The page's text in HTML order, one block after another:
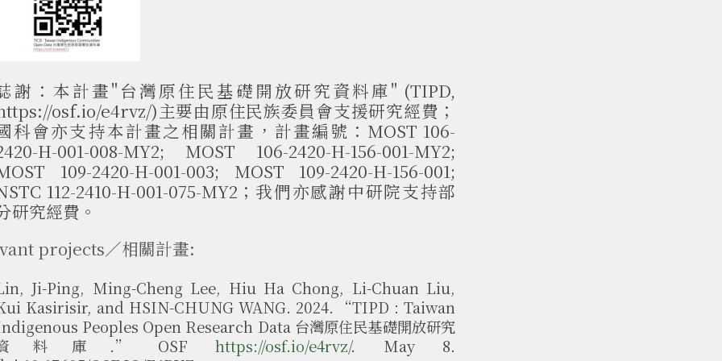
謝：本計畫"台灣原住民基礎開放研究資料庫" (TIPD,
osf.io/e4rvz/)主要由原住民族委員會支援研究經費；
科會亦支持本計畫之相關計畫，計畫編號：MOST 106-
H-001-008-MY2; MOST 106-2420-H-156-001-MY2;
109-2420-H-001-003; MOST 109-2420-H-156-001;
112-2410-H-001-075-MY2；我們亦感謝中研院支持部
研究經費。
projects／相關計畫:
Ji-Ping, Ming-Cheng Lee, Hiu Ha Chong, Li-Chuan Liu,
Kasirisir, and HSIN-CHUNG WANG. 2024. “TIPD : Taiwan
Peoples Open Research Data 台灣原住民基礎開放研究
料庫.” OSFhttps://osf.io/e4rvz/. May 8.